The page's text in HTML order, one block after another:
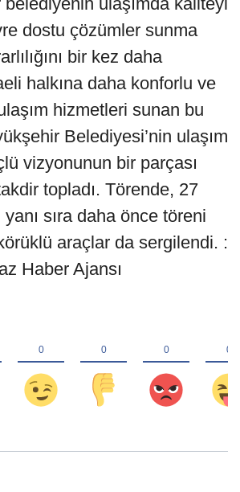
dostu çözümler sunma
bir kez daha
halkına daha konforlu ve
hizmetleri sunan bu
Belediyesi’nin ulaşım
vizyonunun bir parçası
topladı. Törende, 27
sıra daha önce töreni
araçlar da sergilendi. :
Haber Ajansı